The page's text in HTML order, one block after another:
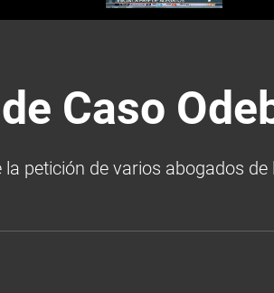
Caso
petición de varios abogados